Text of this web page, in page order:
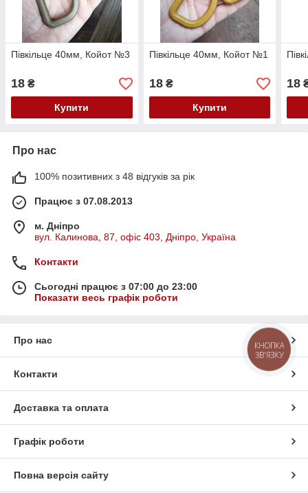
Півкільце 40мм, Койот №3
18 ₴
Купити
Півкільце 40мм, Койот №1
18₴
Купити
18
Про нас
100% позитивних з 48 відгуків за рік
Працює з 07.08.2013
м. Дніпро
вул. Калинова, 87, офіс 403, Дніпро, Україна
Контакти
Сьогодні працює з 07:00 до 23:00
Показати весь графік роботи
Про нас
Контакти
Доставка та оплата
Графік роботи
Повна версія сайту
КНОПКА
ЗВ'ЯЗКУ